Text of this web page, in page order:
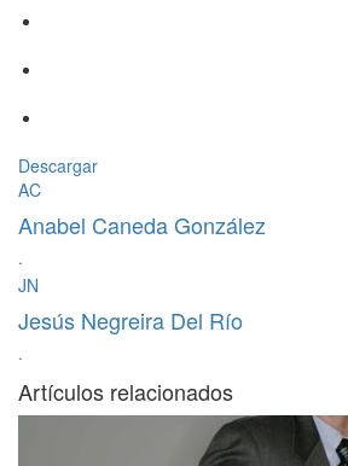
Descargar
AC
Anabel Caneda González
·
JN
Jesús Negreira Del Río
·
Artículos relacionados